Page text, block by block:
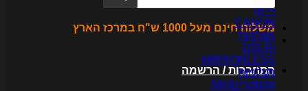
חינם מעל 1000 ש"ח במרכז הארץ
/ הרשמה
360